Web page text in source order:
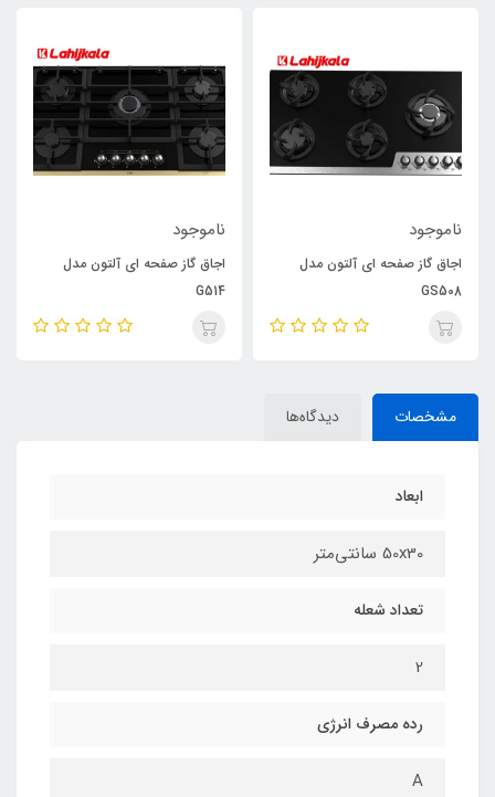
ناموجود
اجاق گاز صفحه ای آلتون مدل
GS508
ناموجود
اجاق گاز صفحه ای آلتون مدل
G514
مشخصات دیدگاه‌ها
ابعاد
50x30 سانتی‌متر
تعداد شعله
2
رده مصرف انرژی
A